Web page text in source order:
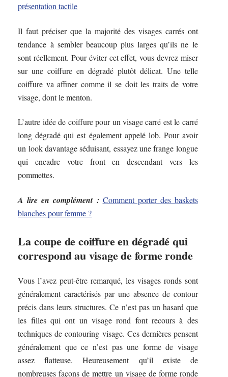
présentation tactile
Il faut préciser que la majorité des visages carrés ont
tendance à sembler beaucoup plus larges qu’ils ne le
sont réellement. Pour éviter cet effet, vous devrez miser
sur une coiffure en dégradé plutôt délicat. Une telle
coiffure va affiner comme il se doit les traits de votre
visage, dont le menton.
L’autre idée de coiffure pour un visage carré est le carré
long dégradé qui est également appelé lob. Pour avoir
un look davantage séduisant, essayez une frange longue
qui encadre votre front en descendant vers les
pommettes.
A lire en complément : Comment porter des baskets
blanches pour femme ?
La coupe de coiffure en dégradé qui
correspond au visage de forme ronde
Vous l’avez peut-être remarqué, les visages ronds sont
généralement caractérisés par une absence de contour
précis dans leurs structures. Ce n’est pas un hasard que
les filles qui ont un visage rond font recours à des
techniques de contouring visage. Ces dernières pensent
généralement que ce n’est pas une forme de visage
assez flatteuse. Heureusement qu’il existe de
nombreuses façons de mettre un visage de forme ronde